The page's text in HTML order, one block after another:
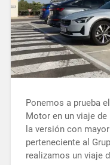
Ponemos a prueba
Motor en un viaje
la versión con
perteneciente al
realizamos un viaje